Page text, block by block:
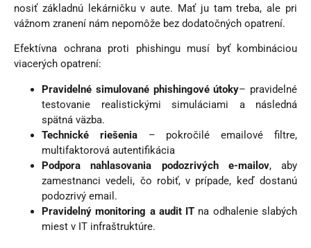
nosiť základnú lekárničku v aute. Mať ju tam treba, ale pri
vážnom zranení nám nepomôže bez dodatočných opatrení.
Efektívna ochrana proti phishingu musí byť kombináciou
viacerých opatrení:
Pravidelné simulované phishingové útoky– pravidelné
testovanie realistickými simuláciami a následná
spätná väzba.
Technické riešenia– pokročilé emailové filtre,
multifaktorová autentifikácia
Podpora nahlasovania podozrivých e-mailov, aby
zamestnanci vedeli, čo robiť, v prípade, keď dostanú
podozrivý email.
Pravidelný monitoring a audit IT na odhalenie slabých
miest v IT infraštruktúre.